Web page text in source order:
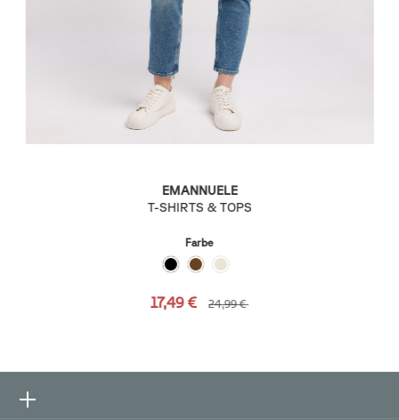
EMANNUELE
T-SHIRTS & TOPS
Farbe
17,49 € 24,99 €